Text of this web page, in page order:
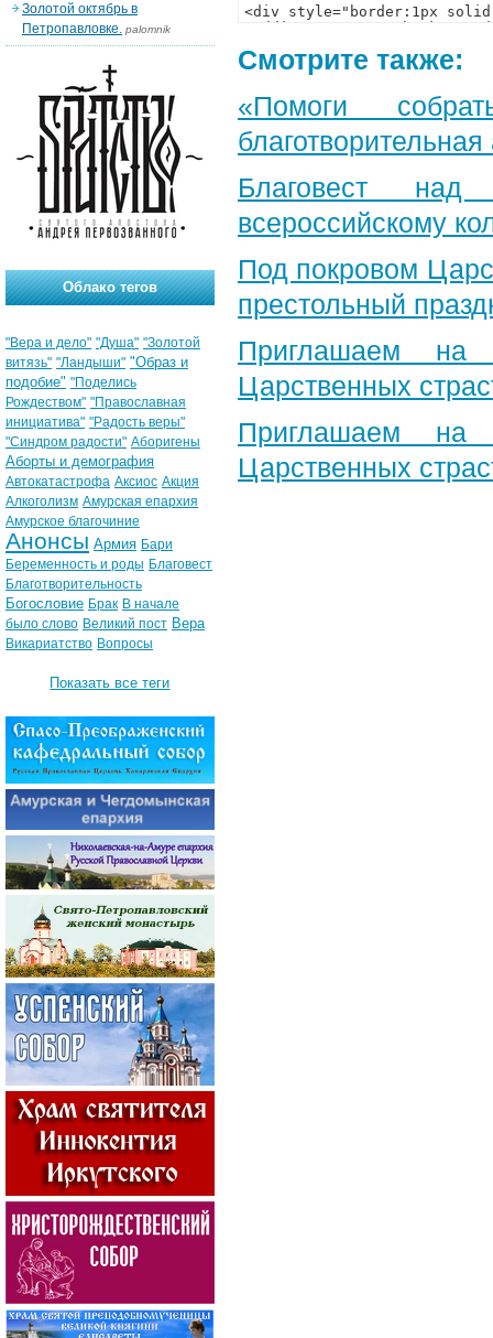
Смотрите также:
«Помоги
Благовест
всероссийскому
Под покровом
престольный
Приглашаем на
Царственных
Приглашаем на
Царственных
Золотой октябрь в
Петропавловке. palomnik
Облако тегов
"Вера и дело" "Душа" "Золотой
витязь" "Ландыши" "Образ и
подобие" "Поделись
Рождеством" "Православная
инициатива" "Радость веры"
"Синдром радости" Аборигены
Аборты и демография
Автокатастрофа Аксиос Акция
Алкоголизм Амурская епархия
Амурское благочиние
Анонсы Армия Бари
Беременность и роды Благовест
Благотворительность
Богословие Брак В начале
было слово Великий пост Вера
Викариатство Вопросы
Показать все теги